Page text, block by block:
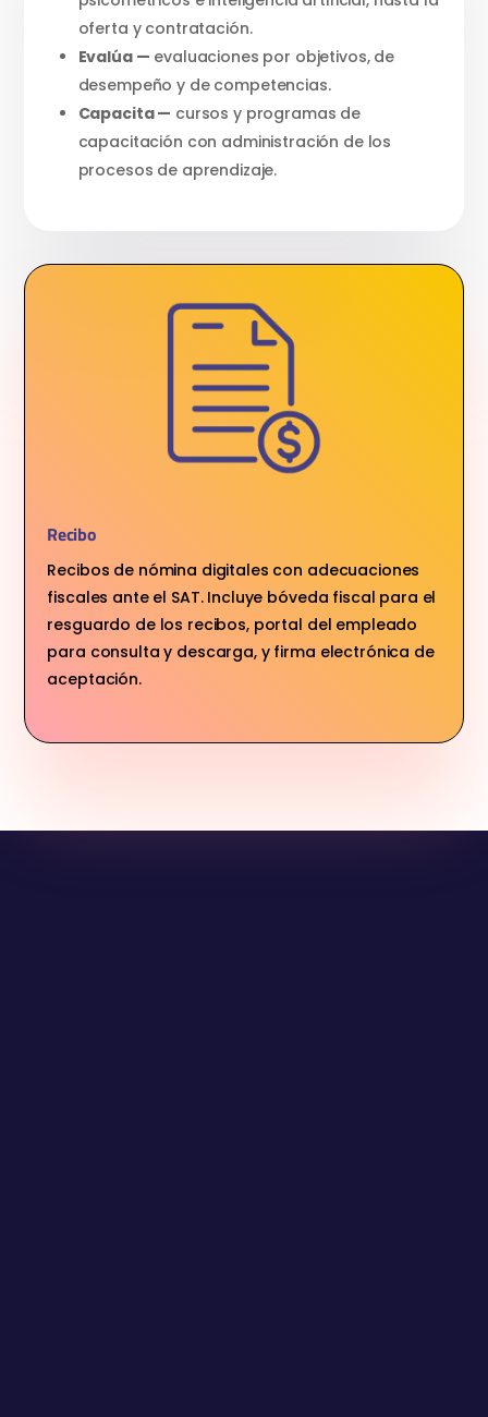
oferta y contratación.
Evalúa — evaluaciones por objetivos, de
desempeño y de competencias.
Capacita — cursos y programas de
capacitación con administración de los
procesos de aprendizaje.
Recibo
Recibos de nómina digitales con adecuaciones
fiscales ante el SAT. Incluye bóveda fiscal para el
resguardo de los recibos, portal del empleado
para consulta y descarga, y firma electrónica de
aceptación.